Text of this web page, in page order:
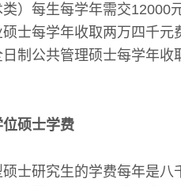
）每生每学年需交12000
硕士每学年收取两万四千
制公共管理硕士每学年
硕士学费
士研究生的学费每年是